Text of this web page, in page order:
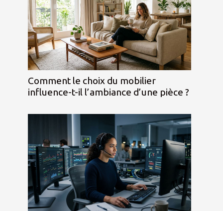
Comment le choix du mobilier
influence-t-il l’ambiance d’une pièce ?